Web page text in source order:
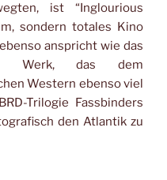
ist “Inglourious
sondern totales Kino
anspricht wie das
Werk, das dem
Western ebenso viel
Trilogie Fassbinders
den Atlantik zu